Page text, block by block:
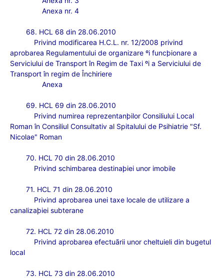
Anexa nr. 4
68. HCL 68 din 28.06.2010
Privind modificarea H.C.L. nr. 12/2008 privind
aprobarea Regulamentului de organizare ºi funcþionare a
Serviciului de Transport în Regim de Taxi ºi a Serviciului de
Transport în regim de Închiriere
Anexa
69. HCL 69 din 28.06.2010
Privind numirea reprezentanþilor Consiliului Local
Roman în Consiliul Consultativ al Spitalului de Psihiatrie "Sf.
Nicolae" Roman
70. HCL 70 din 28.06.2010
Privind schimbarea destinaþiei unor imobile
71. HCL 71 din 28.06.2010
Privind aprobarea unei taxe locale de utilizare a
canalizaþiei subterane
72. HCL 72 din 28.06.2010
Privind aprobarea efectuãrii unor cheltuieli din bugetul
local
73. HCL 73 din 28.06.2010